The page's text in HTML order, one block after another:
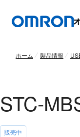
ホーム 製品情報
STC-
販売中